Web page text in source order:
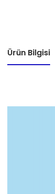
Ürün Bilgisi